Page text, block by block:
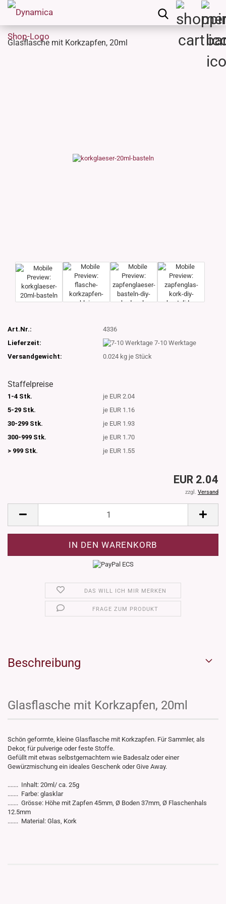
Glasflasche mit Korkzapfen, 20ml
Art.Nr.:
4336
Lieferzeit:
7-10 Werktage
Versandgewicht:
0.024 kg je Stück
Staffelpreise
1-4 Stk.
je EUR 2.04
5-29 Stk.
je EUR 1.16
30-299 Stk.
je EUR 1.93
300-999 Stk.
je EUR 1.70
> 999 Stk.
je EUR 1.55
EUR 2.04
zzgl. Versand
DAS WILL ICH MIR MERKEN
FRAGE ZUM PRODUKT
Beschreibung
Glasflasche mit Korkzapfen, 20ml
Schön geformte, kleine Glasflasche mit Korkzapfen. Für Sammler, als
Dekor, für pulverige oder feste Stoffe.
Gefüllt mit etwas selbstgemachtem wie Badesalz oder einer
Gewürzmischung ein ideales Geschenk oder Give Away.
....... Inhalt: 20ml/ ca. 25g
....... Farbe: glasklar
....... Grösse: Höhe mit Zapfen 45mm, Ø Boden 37mm, Ø Flaschenhals
12.5mm
....... Material: Glas, Kork